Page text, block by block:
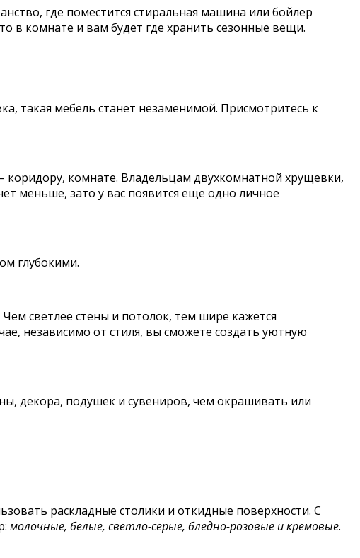
где поместится стиральная машина или бойлер
в комнате и вам будет где хранить сезонные вещи.
такая мебель станет незаменимой. Присмотритесь к
коридору, комнате. Владельцам двухкомнатной хрущевки,
меньше, зато у вас появится еще одно личное
глубокими.
светлее стены и потолок, тем шире кажется
независимо от стиля, вы сможете создать уютную
декора, подушек и сувениров, чем окрашивать или
раскладные столики и откидные поверхности. С
молочные, белые, светло-серые, бледно-розовые и кремовые.